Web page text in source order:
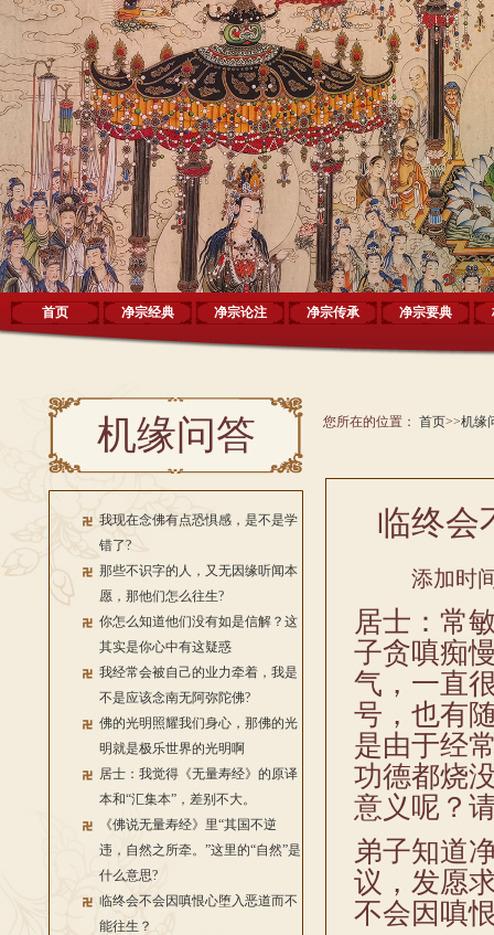
首页 净宗经典 净宗论注 净宗传承 净宗要典
机缘问答
我现在念佛有点恐惧感，是不是学
错了?
那些不识字的人，又无因缘听闻本
愿，那他们怎么往生?
你怎么知道他们没有如是信解？这
其实是你心中有这疑惑
我经常会被自己的业力牵着，我是
不是应该念南无阿弥陀佛?
佛的光明照耀我们身心，那佛的光
明就是极乐世界的光明啊
居士：我觉得《无量寿经》的原译
本和“汇集本”，差别不大。
《佛说无量寿经》里“其国不逆
违，自然之所牵。”这里的“自然”是
什么意思?
临终会不会因嗔恨心堕入恶道而不
能往生？
您所在的位置： 首页>>机缘
临终会
添加时
居士：常
子贪嗔痴
气，一直
号，也有
是由于经
功德都烧
意义呢？
弟子知道
议，发愿
不会因嗔